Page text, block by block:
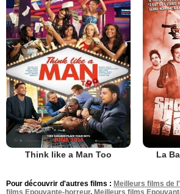
Think like a Man Too La
Pour découvrir d'autres films : Meilleurs films de
films Epouvante-horreur, Meilleurs films